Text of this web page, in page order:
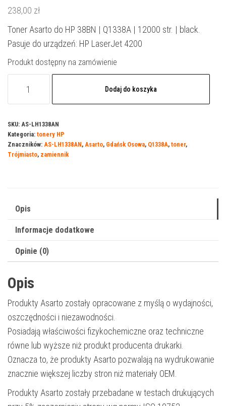
238,00 zł
Toner Asarto do HP 38BN | Q1338A | 12000 str. | black.
Pasuje do urządzeń: HP LaserJet 4200
Produkt dostępny na zamówienie
do
HP
38BN
12000
black
Dodaj do koszyka
SKU: AS-LH1338AN
Kategoria: tonery HP
Znaczników: AS-LH1338AN, Asarto, Gdańsk Osowa, Q1338A, toner,
Trójmiasto, zamiennik
Opis
Informacje dodatkowe
Opinie (0)
Opis
Produkty Asarto zostały opracowane z myślą o wydajności,
oszczędności i niezawodności.
Posiadają właściwości fizykochemiczne oraz techniczne
równe lub wyższe niż produkt producenta drukarki.
Oznacza to, że produkty Asarto pozwalają na wydrukowanie
znacznie większej liczby stron niż materiały OEM.
Produkty Asarto zostały przebadane w testach drukujących